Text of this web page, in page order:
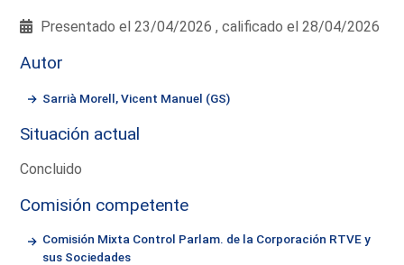
Presentado el 23/04/2026 , calificado el 28/04/2026
Autor
Sarrià Morell, Vicent Manuel (GS)
Situación actual
Concluido
Comisión competente
Comisión Mixta Control Parlam. de la Corporación RTVE y
sus Sociedades